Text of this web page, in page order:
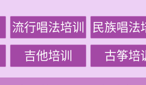
流行唱法培训 民族唱法
吉他培训 古筝培